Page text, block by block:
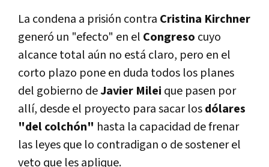
La condena a prisión contra Cristina Kirchner
generó un "efecto" en el Congreso cuyo
alcance total aún no está claro, pero en el
corto plazo pone en duda todos los planes
del gobierno deJavier Milei que pasen por
allí, desde el proyecto para sacar losdólares
"del colchón" hasta la capacidad de frenar
las leyes que lo contradigan o de sostener el
veto que les aplique.